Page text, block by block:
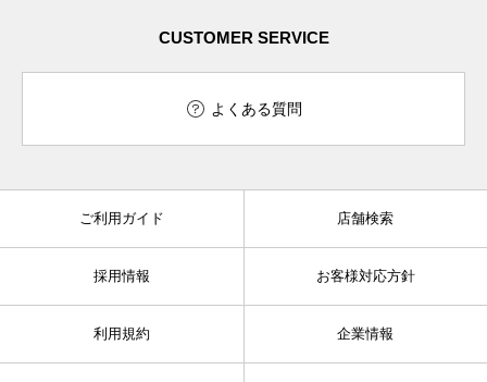
CUSTOMER SERVICE
よくある質問
ご利用ガイド 店舗検索
採用情報 お客様対応方針
利用規約 企業情報